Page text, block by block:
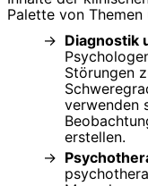
Palette von
Diagnostik
Störungen
verwenden
erstellen.